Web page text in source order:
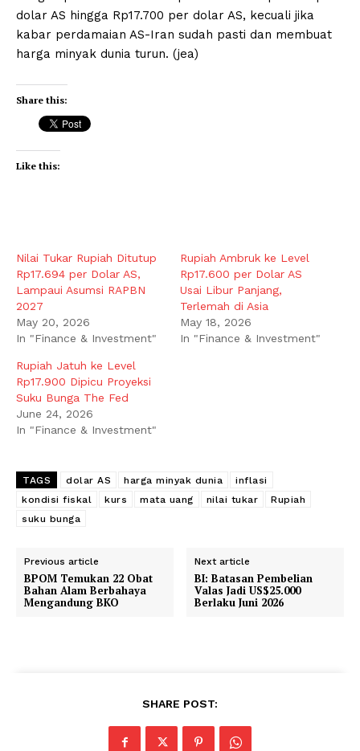
dolar AS hingga Rp17.700 per dolar AS, kecuali jika
kabar perdamaian AS-Iran sudah pasti dan membuat
harga minyak dunia turun. (jea)
Share this:
Like this:
Nilai Tukar Rupiah Ditutup
Rp17.694 per Dolar AS,
Lampaui Asumsi RAPBN
2027
May 20, 2026
In "Finance & Investment"
Rupiah Ambruk ke Level
Rp17.600 per Dolar AS
Usai Libur Panjang,
Terlemah di Asia
May 18, 2026
In "Finance & Investment"
Rupiah Jatuh ke Level
Rp17.900 Dipicu Proyeksi
Suku Bunga The Fed
June 24, 2026
In "Finance & Investment"
TAGS dolar AS harga minyak dunia
inflasi
kondisi fiskal
kurs mata uang nilai tukar
Rupiah
suku bunga
Previous article
BPOM Temukan 22 Obat
Bahan Alam Berbahaya
Mengandung BKO
Next article
BI: Batasan Pembelian
Valas Jadi US$25.000
Berlaku Juni 2026
SHARE POST: